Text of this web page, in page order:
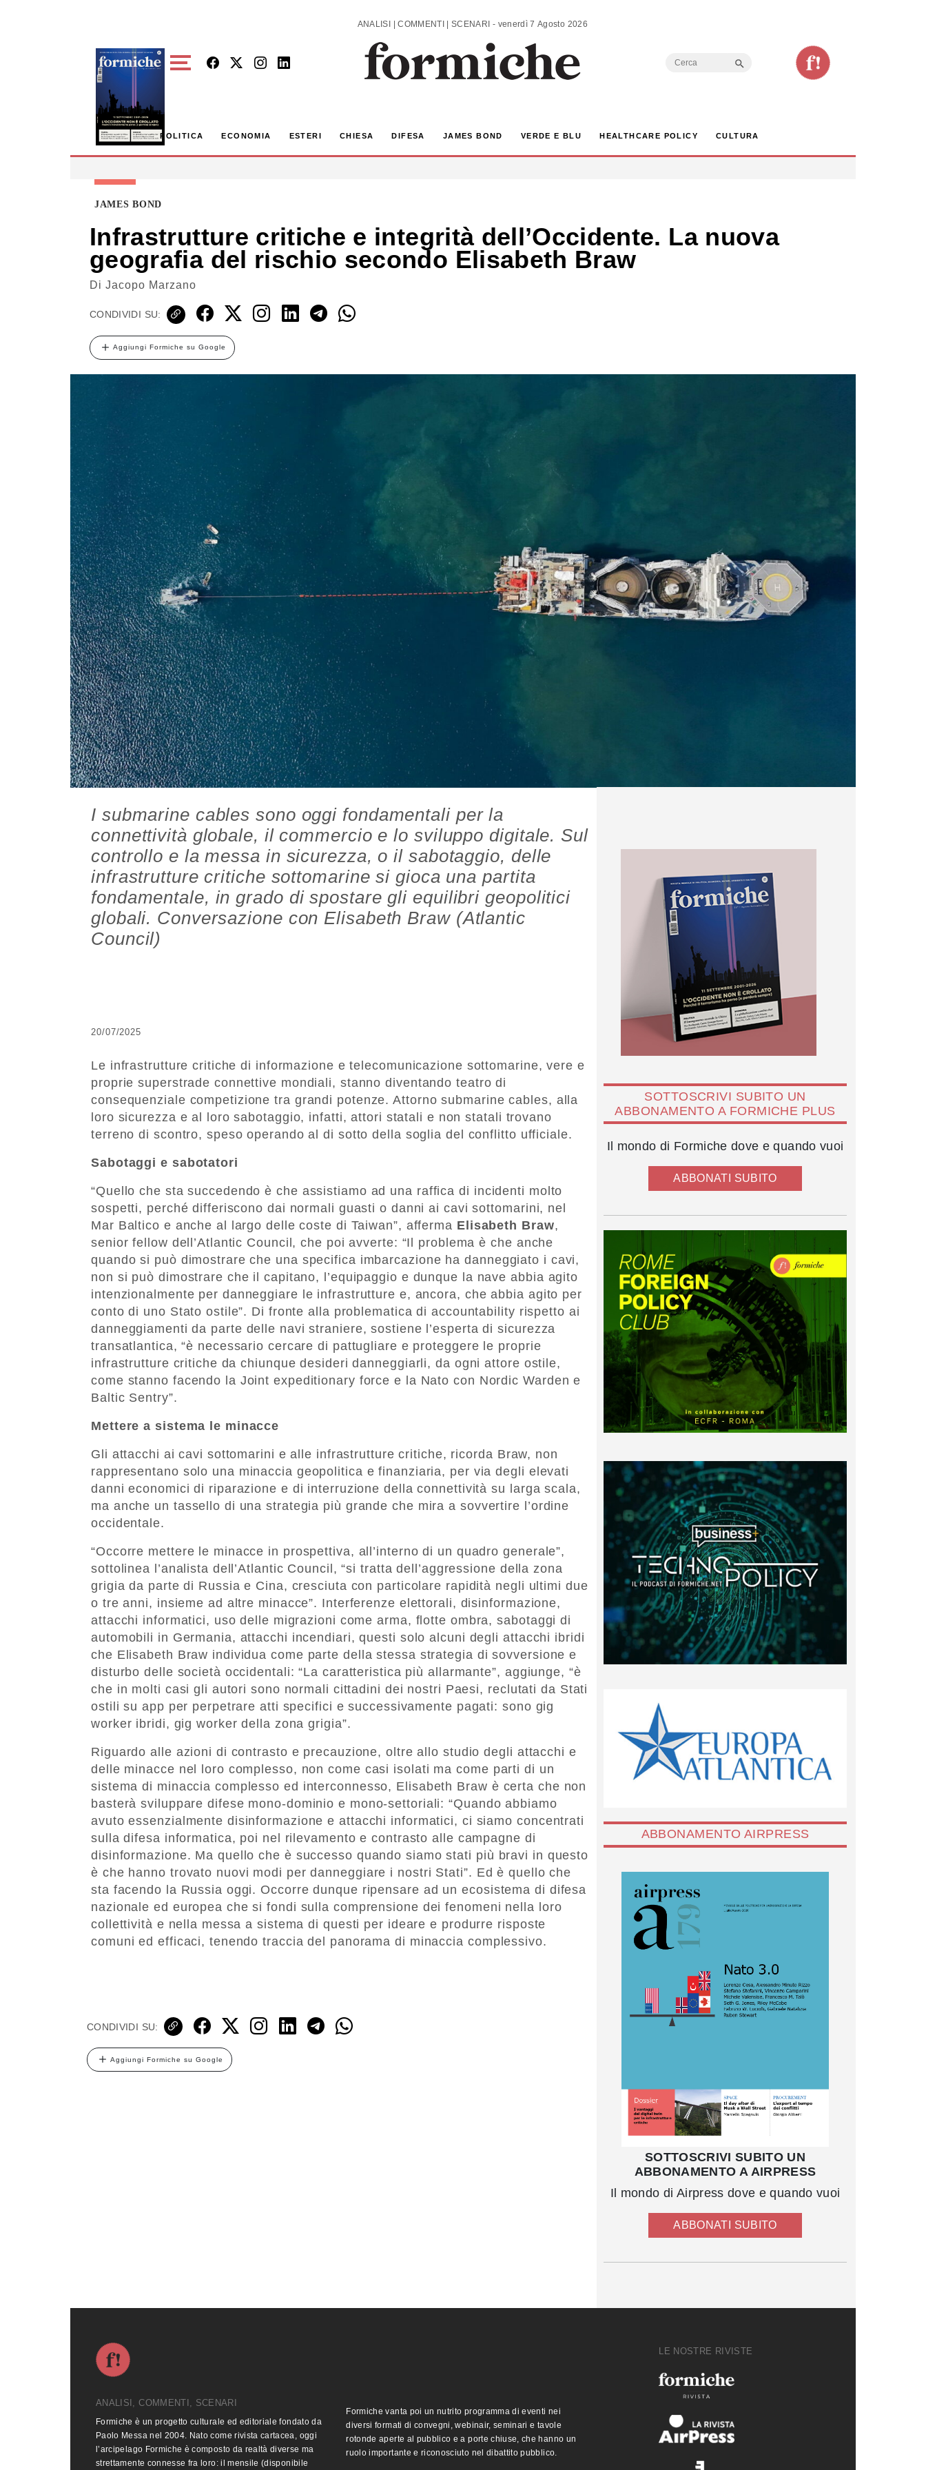
ANALISI | COMMENTI | SCENARI - venerdì 7 Agosto 2026
Search
POLITICA ECONOMIA ESTERI CHIESA DIFESA JAMES BOND VERDE E BLU HEALTHCARE POLICY CULTURA
JAMES BOND
Infrastrutture critiche e integrità dell’Occidente. La nuova
geografia del rischio secondo Elisabeth Braw
Di Jacopo Marzano
CONDIVIDI SU:
Aggiungi Formiche su Google
I submarine cables sono oggi fondamentali per la
connettività globale, il commercio e lo sviluppo digitale. Sul
controllo e la messa in sicurezza, o il sabotaggio, delle
infrastrutture critiche sottomarine si gioca una partita
fondamentale, in grado di spostare gli equilibri geopolitici
globali. Conversazione con Elisabeth Braw (Atlantic
Council)
20/07/2025
Le infrastrutture critiche di informazione e telecomunicazione sottomarine, vere e
proprie superstrade connettive mondiali, stanno diventando teatro di
consequenziale competizione tra grandi potenze. Attorno submarine cables, alla
loro sicurezza e al loro sabotaggio, infatti, attori statali e non statali trovano
terreno di scontro, speso operando al di sotto della soglia del conflitto ufficiale.
Sabotaggi e sabotatori
“Quello che sta succedendo è che assistiamo ad una raffica di incidenti molto
sospetti, perché differiscono dai normali guasti o danni ai cavi sottomarini, nel
Mar Baltico e anche al largo delle coste di Taiwan”, afferma Elisabeth Braw,
senior fellow dell’Atlantic Council, che poi avverte: “Il problema è che anche
quando si può dimostrare che una specifica imbarcazione ha danneggiato i cavi,
non si può dimostrare che il capitano, l’equipaggio e dunque la nave abbia agito
intenzionalmente per danneggiare le infrastrutture e, ancora, che abbia agito per
conto di uno Stato ostile”. Di fronte alla problematica di accountability rispetto ai
danneggiamenti da parte delle navi straniere, sostiene l’esperta di sicurezza
transatlantica, “è necessario cercare di pattugliare e proteggere le proprie
infrastrutture critiche da chiunque desideri danneggiarli, da ogni attore ostile,
come stanno facendo la Joint expeditionary force e la Nato con Nordic Warden e
Baltic Sentry”.
Mettere a sistema le minacce
Gli attacchi ai cavi sottomarini e alle infrastrutture critiche, ricorda Braw, non
rappresentano solo una minaccia geopolitica e finanziaria, per via degli elevati
danni economici di riparazione e di interruzione della connettività su larga scala,
ma anche un tassello di una strategia più grande che mira a sovvertire l’ordine
occidentale.
“Occorre mettere le minacce in prospettiva, all’interno di un quadro generale”,
sottolinea l’analista dell’Atlantic Council, “si tratta dell’aggressione della zona
grigia da parte di Russia e Cina, cresciuta con particolare rapidità negli ultimi due
o tre anni, insieme ad altre minacce”. Interferenze elettorali, disinformazione,
attacchi informatici, uso delle migrazioni come arma, flotte ombra, sabotaggi di
automobili in Germania, attacchi incendiari, questi solo alcuni degli attacchi ibridi
che Elisabeth Braw individua come parte della stessa strategia di sovversione e
disturbo delle società occidentali: “La caratteristica più allarmante”, aggiunge, “è
che in molti casi gli autori sono normali cittadini dei nostri Paesi, reclutati da Stati
ostili su app per perpetrare atti specifici e successivamente pagati: sono gig
worker ibridi, gig worker della zona grigia”.
Riguardo alle azioni di contrasto e precauzione, oltre allo studio degli attacchi e
delle minacce nel loro complesso, non come casi isolati ma come parti di un
sistema di minaccia complesso ed interconnesso, Elisabeth Braw è certa che non
basterà sviluppare difese mono-dominio e mono-settoriali: “Quando abbiamo
avuto essenzialmente disinformazione e attacchi informatici, ci siamo concentrati
sulla difesa informatica, poi nel rilevamento e contrasto alle campagne di
disinformazione. Ma quello che è successo quando siamo stati più bravi in questo
è che hanno trovato nuovi modi per danneggiare i nostri Stati”. Ed è quello che
sta facendo la Russia oggi. Occorre dunque ripensare ad un ecosistema di difesa
nazionale ed europea che si fondi sulla comprensione dei fenomeni nella loro
collettività e nella messa a sistema di questi per ideare e produrre risposte
comuni ed efficaci, tenendo traccia del panorama di minaccia complessivo.
CONDIVIDI SU:
Aggiungi Formiche su Google
SOTTOSCRIVI SUBITO UN
ABBONAMENTO A FORMICHE PLUS
Il mondo di Formiche dove e quando vuoi
ABBONATI SUBITO
ABBONAMENTO AIRPRESS
SOTTOSCRIVI SUBITO UN
ABBONAMENTO A AIRPRESS
Il mondo di Airpress dove e quando vuoi
ABBONATI SUBITO
ANALISI, COMMENTI, SCENARI
Formiche è un progetto culturale ed editoriale fondato da
Paolo Messa nel 2004. Nato come rivista cartacea, oggi
l’arcipelago Formiche è composto da realtà diverse ma
strettamente connesse fra loro: il mensile (disponibile
Formiche vanta poi un nutrito programma di eventi nei
diversi formati di convegni, webinair, seminari e tavole
rotonde aperte al pubblico e a porte chiuse, che hanno un
ruolo importante e riconosciuto nel dibattito pubblico.
LE NOSTRE RIVISTE